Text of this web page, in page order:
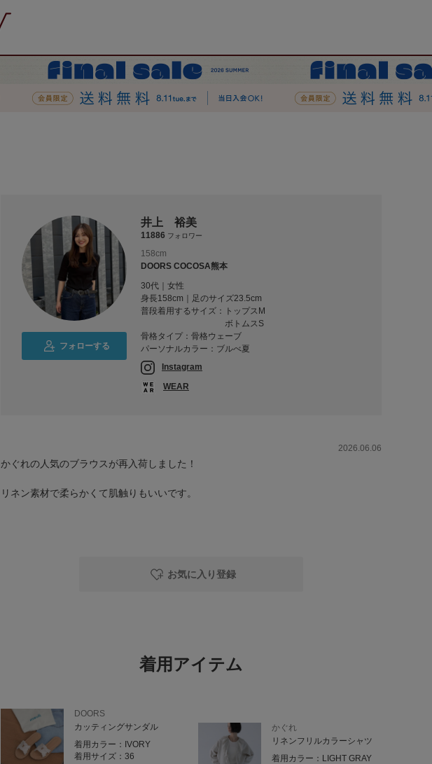
フォローする
井上 裕美
11886 フォロワー
158cm
DOORS COCOSA熊本
30代｜女性
身長158cm｜足のサイズ23.5cm
普段着用するサイズ：
トップスM
ボトムスS
骨格タイプ：骨格ウェーブ
パーソナルカラー：ブルべ夏
Instagram
WEAR
2026.06.06
かぐれの人気のブラウスが再入荷しました！
リネン素材で柔らかくて肌触りもいいです。
お気に入り登録
着用アイテム
DOORS
カッティングサンダル
着用カラー： IVORY
着用サイズ： 36
かぐれ
リネンフリルカラーシャツ
着用カラー： LIGHT GRAY